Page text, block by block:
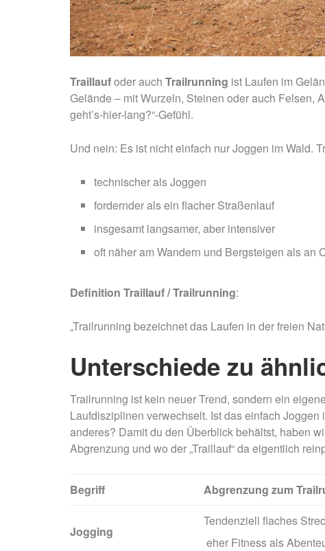
Traillaufoder auch Trailrunning ist Laufen im
Gelände – mit Wurzeln, Steinen oder auch Felsen,
geht’s-hier-lang?“-Gefühl.
Und nein: Es ist nicht einfach nur Joggen im Wald.
technischer als Joggen
fordernder als ein flacher Straßenlauf
insgesamt langsamer, aber intensiver
oft näher am Wandern und Bergsteigen als an
Definition Traillauf / Trailrunning:
„Trailrunning bezeichnet das Laufen in der freien
Unterschiede zu
Trailrunning ist kein neuer Trend, sondern ein
Laufdisziplinen verwechselt. Ist das einfach
anderes? Damit du den Überblick behältst, haben
Abgrenzung und wo der „Traillauf“ da eigentlich
Begriff Abgrenzung zum
Jogging
Tendenziell flaches
eher Fitness als